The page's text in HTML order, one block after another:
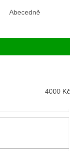
Abecedně
4000 Kč